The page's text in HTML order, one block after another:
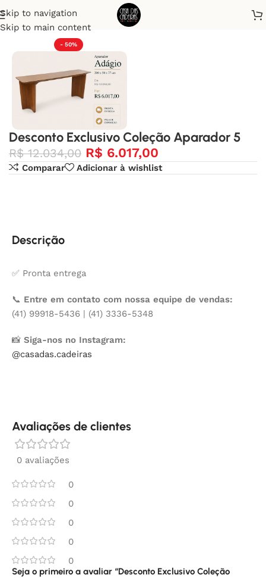
Skip to navigation
Skip to main content
Início Desconto Exclusivo
- 50%
Desconto Exclusivo Coleção Aparador 5
R$12.034,00 R$ 6.017,00
Comparar Adicionar à wishlist
Descrição
✅ Pronta entrega
📞 Entre em contato com nossa equipe de vendas:
(41) 99918-5436 | (41) 3336-5348
📸 Siga-nos no Instagram:
@casadas.cadeiras
Avaliações de clientes
0 avaliações
0
0
0
0
0
Seja o primeiro a avaliar “Desconto Exclusivo Coleção